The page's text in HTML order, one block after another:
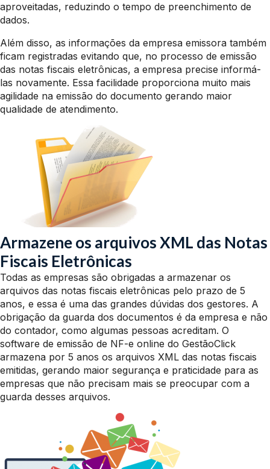
aproveitadas, reduzindo o tempo de preenchimento de
dados.
Além disso, as informações da empresa emissora também
ficam registradas evitando que, no processo de emissão
das notas fiscais eletrônicas, a empresa precise informá-
las novamente. Essa facilidade proporciona muito mais
agilidade na emissão do documento gerando maior
qualidade de atendimento.
Armazene os arquivos XML das Notas
Fiscais Eletrônicas
Todas as empresas são obrigadas a armazenar os
arquivos das notas fiscais eletrônicas pelo prazo de 5
anos, e essa é uma das grandes dúvidas dos gestores. A
obrigação da guarda dos documentos é da empresa e não
do contador, como algumas pessoas acreditam. O
software de emissão de NF-e online do GestãoClick
armazena por 5 anos os arquivos XML das notas fiscais
emitidas, gerando maior segurança e praticidade para as
empresas que não precisam mais se preocupar com a
guarda desses arquivos.